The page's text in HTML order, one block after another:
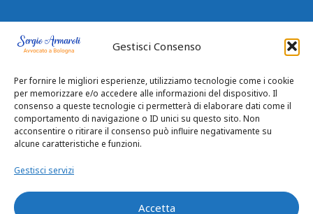
Gestisci Consenso
Per fornire le migliori esperienze, utilizziamo tecnologie come i cookie
per memorizzare e/o accedere alle informazioni del dispositivo. Il
consenso a queste tecnologie ci permetterà di elaborare dati come il
comportamento di navigazione o ID unici su questo sito. Non
acconsentire o ritirare il consenso può influire negativamente su
alcune caratteristiche e funzioni.
Gestisci servizi
Accetta